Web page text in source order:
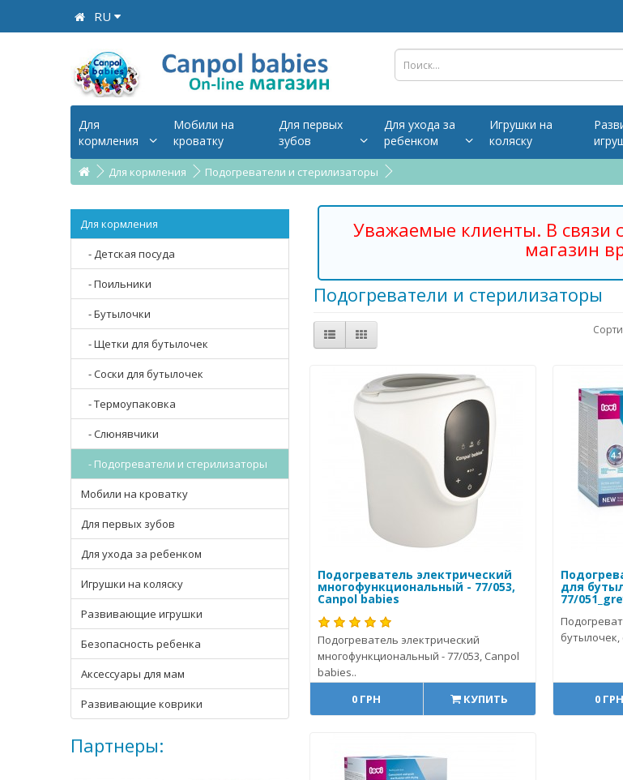
RU
Для
кормления
Мобили на
кроватку
Для первых
зубов
Для ухода за
ребенком
Игрушки на
коляску
Для кормления Подогреватели и стерилизаторы
Для кормления
- Детская посуда
- Поильники
- Бутылочки
- Щетки для бутылочек
- Соски для бутылочек
- Термоупаковка
- Слюнявчики
- Подогреватели и стерилизаторы
Мобили на кроватку
Для первых зубов
Для ухода за ребенком
Игрушки на коляску
Развивающие игрушки
Безопасность ребенка
Аксессуары для мам
Развивающие коврики
Партнеры:
Уважаемые клиенты. В связи
магазин
Подогреватели и стерилизаторы
Подогреватель электрический
многофункциональный - 77/053,
Canpol babies
Подогреватель электрический
многофункциональный - 77/053, Canpol
babies..
0 ГРН
КУПИТЬ
для
77/
бутылочек,
0 ГРН